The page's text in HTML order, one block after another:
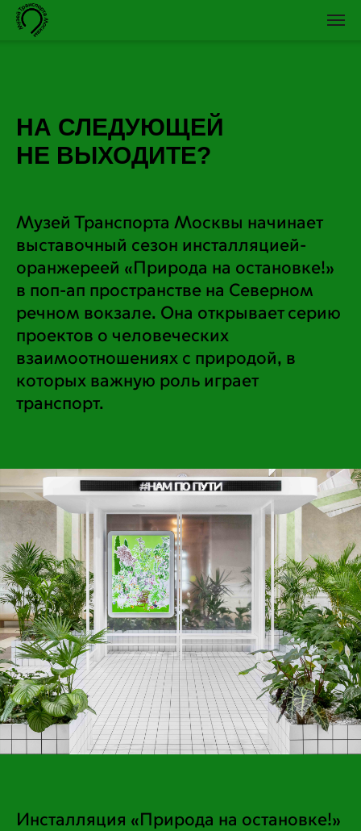
НА СЛЕДУЮЩЕЙ
НЕ ВЫХОДИТЕ?
Музей Транспорта Москвы начинает
выставочный сезон инсталляцией-
оранжереей «Природа на остановке!»
в поп-ап пространстве на Северном
речном вокзале. Она открывает серию
проектов о человеческих
взаимоотношениях с природой, в
которых важную роль играет
транспорт.
Инсталляция «Природа на остановке!»